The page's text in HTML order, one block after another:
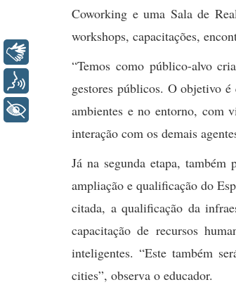
Coworking e uma Sala de
workshops, capacitações,
“Temos como público-alvo
gestores públicos. O objetivo
ambientes e no entorno, com
interação com os demais
Já na segunda etapa,
ampliação e qualificação do
citada, a qualificação da
capacitação de recursos
inteligentes. “Este também
cities”, observa o educador.
+ Acessibilidade